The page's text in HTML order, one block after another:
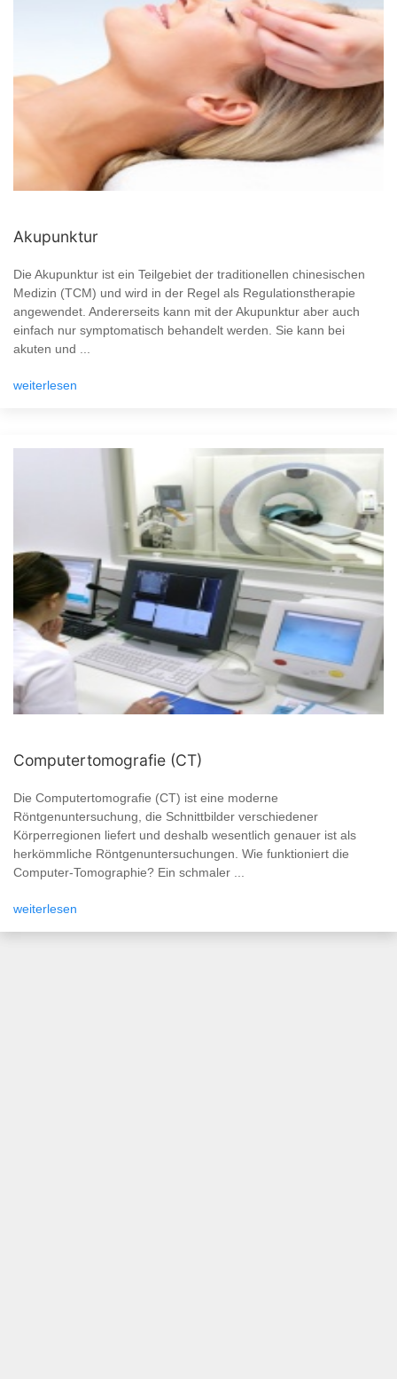
Akupunktur
Die Akupunktur ist ein Teilgebiet der traditionellen chinesischen
Medizin (TCM) und wird in der Regel als Regulationstherapie
angewendet. Andererseits kann mit der Akupunktur aber auch
einfach nur symptomatisch behandelt werden. Sie kann bei
akuten und ...
weiterlesen
Computertomografie (CT)
Die Computertomografie (CT) ist eine moderne
Röntgenuntersuchung, die Schnittbilder verschiedener
Körperregionen liefert und deshalb wesentlich genauer ist als
herkömmliche Röntgenuntersuchungen. Wie funktioniert die
Computer-Tomographie? Ein schmaler ...
weiterlesen